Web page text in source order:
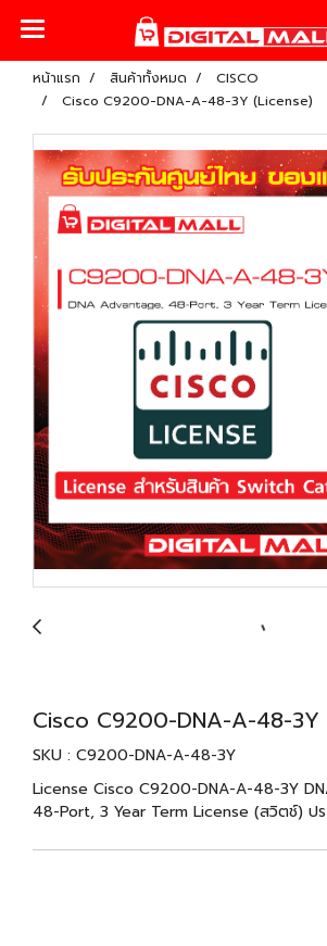
หน้าแรก สินค้าทั้งหมด
CISCO
Cisco C9200-DNA-A-48-3Y (License)
Cisco C9200-DNA-A-48-3Y
SKU : C9200-DNA-A-48-3Y
License Cisco C9200-DNA-A-48-3Y
48-Port, 3 Year Term License (สวิตช์) ป